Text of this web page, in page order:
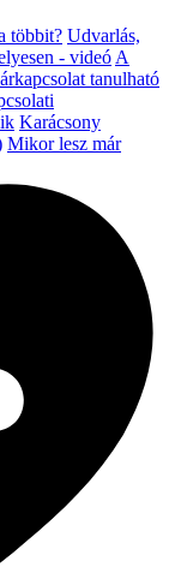
többit? Udvarlás,
- videó A
tanulható
Karácsony
Mikor lesz már